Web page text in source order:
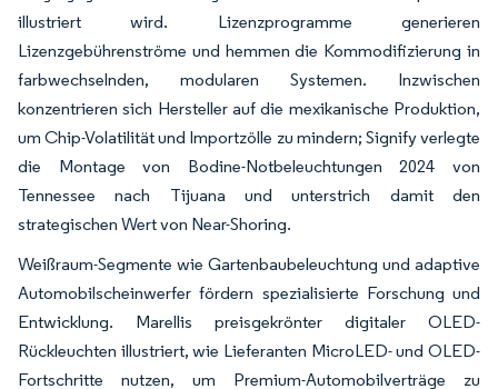
illustriert wird. Lizenzprogramme generieren
Lizenzgebührenströme und hemmen die Kommodifizierung in
farbwechselnden, modularen Systemen. Inzwischen
konzentrieren sich Hersteller auf die mexikanische Produktion,
um Chip-Volatilität und Importzölle zu mindern; Signify verlegte
die Montage von Bodine-Notbeleuchtungen 2024 von
Tennessee nach Tijuana und unterstrich damit den
strategischen Wert von Near-Shoring.
Weißraum-Segmente wie Gartenbaubeleuchtung und adaptive
Automobilscheinwerfer fördern spezialisierte Forschung und
Entwicklung. Marellis preisgekrönter digitaler OLED-
Rückleuchten illustriert, wie Lieferanten MicroLED- und OLED-
Fortschritte nutzen, um Premium-Automobilverträge zu